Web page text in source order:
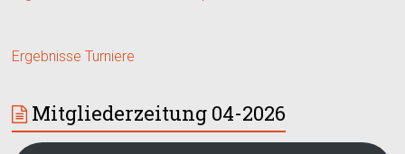
Ergebnisse Turniere
Mitgliederzeitung 04-2026